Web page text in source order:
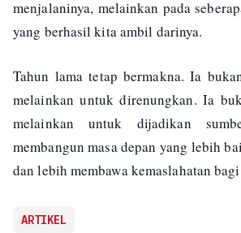
menjalaninya, melainkan pada
yang berhasil kita ambil darinya.
Tahun lama tetap bermakna. Ia
melainkan untuk direnungkan. Ia
melainkan untuk dijadikan
membangun masa depan yang lebih
dan lebih membawa kemaslahatan bagi
ARTIKEL